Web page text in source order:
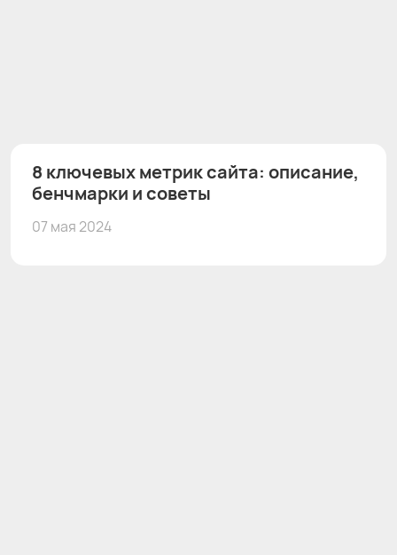
8 ключевых метрик сайта: описание,
бенчмарки и советы
07 мая 2024